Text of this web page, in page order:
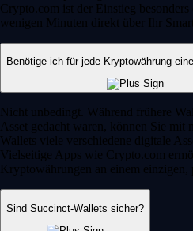
Crypto.com ist der Einstieg
wenigen Minuten direkt über Ihr
Benötige ich für jede Kryptowährung
Nicht unbedingt. Während frühere
Asset gedacht waren, können Sie
Wallets viele verschiedene digitale
Vielseitige Apps wie Crypto.com
Kryptowährungen an einem einzigen,
Sind Succinct-Wallets sicher?